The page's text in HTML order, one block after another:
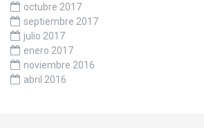
octubre 2017
septiembre 2017
julio 2017
enero 2017
noviembre 2016
abril 2016